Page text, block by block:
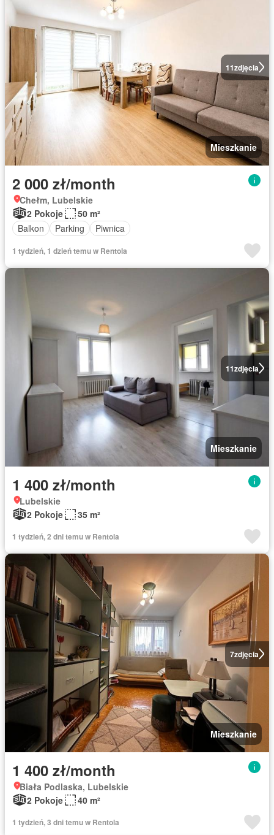
11zdjęcia
Mieszkanie
2 000 zł/month
Chełm, Lubelskie
2 Pokoje
50 m²
Balkon
Parking Piwnica
1 tydzień, 1 dzień temu w Rentola
11zdjęcia
Mieszkanie
1 400 zł/month
Lubelskie
2 Pokoje
35 m²
1 tydzień, 2 dni temu w Rentola
7zdjęcia
Mieszkanie
1 400 zł/month
Biała Podlaska, Lubelskie
2 Pokoje
40 m²
1 tydzień, 3 dni temu w Rentola